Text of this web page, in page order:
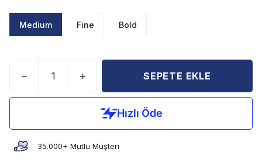
Medium Fine Bold
SEPETE EKLE
35.000+ Mutlu Müşteri